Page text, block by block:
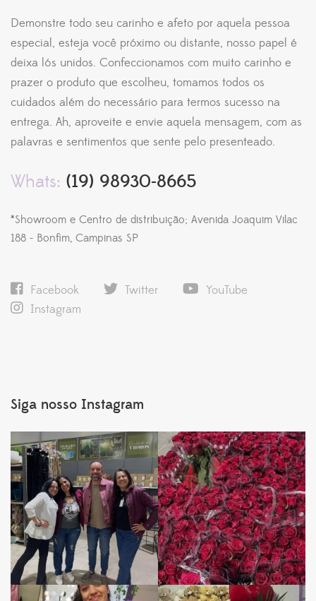
Demonstre todo seu carinho e afeto por aquela pessoa
especial, esteja você próximo ou distante, nosso papel é
deixa lós unidos. Confeccionamos com muito carinho e
prazer o produto que escolheu, tomamos todos os
cuidados além do necessário para termos sucesso na
entrega. Ah, aproveite e envie aquela mensagem, com as
palavras e sentimentos que sente pelo presenteado.
Whats: (19) 98930-8665
*Showroom e Centro de distribuição; Avenida Joaquim Vilac
188 - Bonfim, Campinas SP
Facebook Twitter
YouTube
Instagram
Siga nosso Instagram